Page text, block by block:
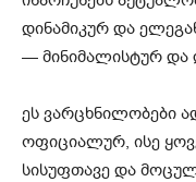
დინამიკურ და
— მინიმალისტურ და
ეს ვარცხნილობები
ოფიციალურ, ისე
სისუფთავე და